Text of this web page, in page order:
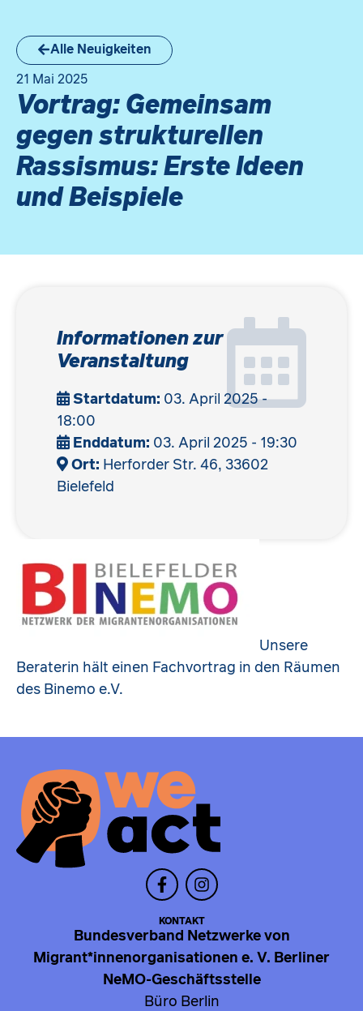
Alle Neuigkeiten
21 Mai 2025
Vortrag: Gemeinsam
gegen strukturellen
Rassismus: Erste Ideen
und Beispiele
Informationen zur
Veranstaltung
Startdatum: 03. April 2025 -
18:00
Enddatum: 03. April 2025 - 19:30
Ort: Herforder Str. 46, 33602
Bielefeld
Unsere
Beraterin hält einen Fachvortrag in den Räumen
des Binemo e.V.
KONTAKT
Bundesverband Netzwerke von
Migrant*innenorganisationen e. V. Berliner
NeMO-Geschäftsstelle
Büro Berlin